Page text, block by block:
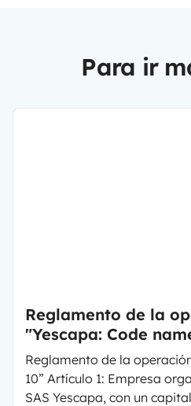
Para ir
Reglamento de la
"Yescapa: Code
Reglamento de la
10” Artículo 1: Empresa
SAS Yescapa, con un